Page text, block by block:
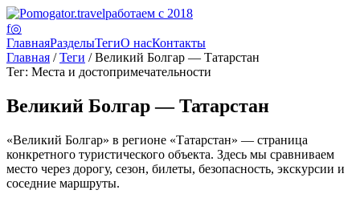
работаем с 2018
f◎
ГлавнаяРазделыТегиО насКонтакты
Главная /Теги / Великий Болгар — Татарстан
Тег: Места и достопримечательности
Великий Болгар — Татарстан
«Великий Болгар» в регионе «Татарстан» — страница
конкретного туристического объекта. Здесь мы сравниваем
место через дорогу, сезон, билеты, безопасность, экскурсии и
соседние маршруты.